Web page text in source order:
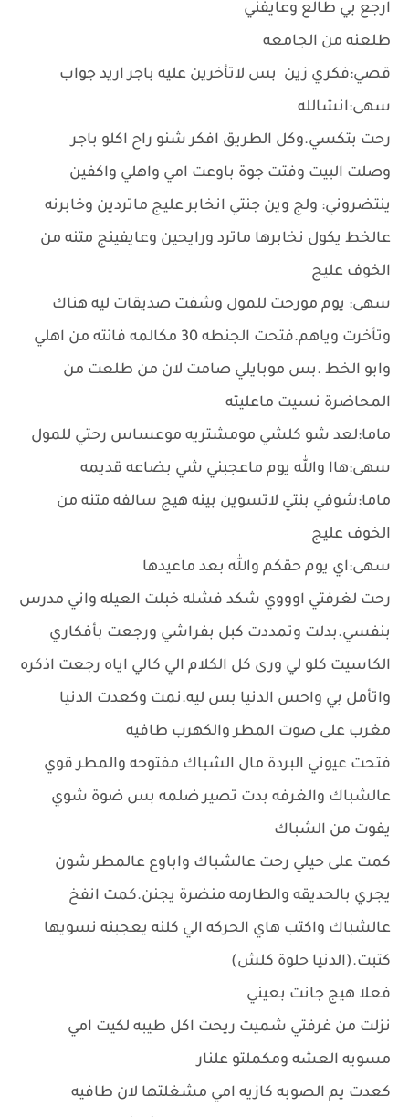
ارجع بي طالع وعايفني
طلعنه من الجامعه
قصي:فكري زين بس لاتأخرين عليه باجر اريد جواب
سهى:انشالله
رحت بتكسي.وكل الطريق افكر شنو راح اكلو باجر
وصلت البيت وفتت جوة باوعت امي واهلي واكفين
ينتضروني: ولج وين جنتي انخابر عليج ماتردين وخابرنه
عالخط يكول نخابرها ماترد ورايحين وعايفينج متنه من
الخوف عليج
سهى: يوم مورحت للمول وشفت صديقات ليه هناك
وتأخرت وياهم.فتحت الجنطه 30 مكالمه فائته من اهلي
وابو الخط .بس موبايلي صامت لان من طلعت من
المحاضرة نسيت ماعليته
ماما:لعد شو كلشي مومشتريه موعساس رحتي للمول
سهى:هاا والله يوم ماعجبني شي بضاعه قديمه
ماما:شوفي بنتي لاتسوين بينه هيج سالفه متنه من
الخوف عليج
سهى:اي يوم حقكم والله بعد ماعيدها
رحت لغرفتي اوووي شكد فشله خبلت العيله واني مدرس
بنفسي.بدلت وتمددت كبل بفراشي ورجعت بأفكاري
الكاسيت كلو لي ورى كل الكلام الي كالي اياه رجعت اذكره
واتأمل بي واحس الدنيا بس ليه.نمت وكعدت الدنيا
مغرب على صوت المطر والكهرب طافيه
فتحت عيوني البردة مال الشباك مفتوحه والمطر قوي
عالشباك والغرفه بدت تصير ضلمه بس ضوة شوي
يفوت من الشباك
كمت على حيلي رحت عالشباك واباوع عالمطر شون
يجري بالحديقه والطارمه منضرة يجنن.كمت انفخ
عالشباك واكتب هاي الحركه الي كلنه يعجبنه نسويها
كتبت.(الدنيا حلوة كلش)
فعلا هيج جانت بعيني
نزلت من غرفتي شميت ريحت اكل طيبه لكيت امي
مسويه العشه ومكملتو علنار
كعدت يم الصوبه كازيه امي مشغلتها لان طافيه